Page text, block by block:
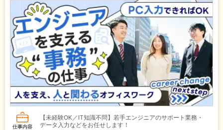
仕事内容
【未経験OK／IT知識不問】若手エンジニアのサポート業務・
データ入力などをお任せします！